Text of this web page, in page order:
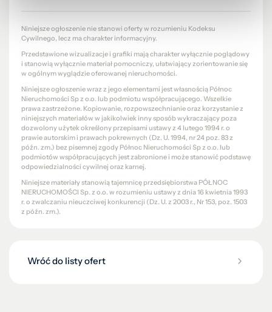
Niniejsze ogłoszenie nie stanowi oferty w rozumieniu Kodeksu
Cywilnego, lecz ma charakter informacyjny.
Przedstawione wizualizacje i grafiki mają charakter wyłącznie poglądowy
i stanowią wyłącznie materiał pomocniczy, ułatwiający zorientowanie się
w ogólnym wyglądzie oferowanej nieruchomości.
Niniejsze ogłoszenie wraz z jego elementami jest własnością Północ
Nieruchomości Sp z o.o. lub podmiotu współpracującego. Wszelkie
prawa zastrzeżone. Kopiowanie, rozpowszechnianie oraz korzystanie z
niniejszych materiałów w jakikolwiek inny sposób wykraczający poza
dozwolony użytek określony przepisami ustawy z 4 lutego 1994 r. o
prawie autorskim i prawach pokrewnych (Dz. U. 1994, nr 24 poz. 83 z
późn. zm.) bez pisemnej zgody Północ Nieruchomości Sp z o.o. lub
podmiotów współpracujących jest zabronione i może stanowić podstawę
odpowiedzialności cywilnej oraz karnej.
Niniejsze materiały stanowią tajemnicę przedsiębiorstwa PÓŁNOC
NIERUCHOMOŚCI Sp. z o.o. w rozumieniu ustawy z dnia 16 kwietnia 1993
r. o zwalczaniu nieuczciwej konkurencji (Dz. U. z 2003 r., Nr 153, poz. 1503
z późn. zm.).
Wróć do listy ofert